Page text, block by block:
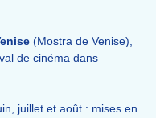
(Mostra de Venise),
de cinéma dans
juillet et août : mises en